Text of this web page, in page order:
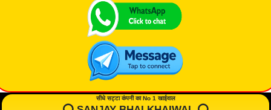
सीधे सट्टा कंपनी का No 1 खाईवाल